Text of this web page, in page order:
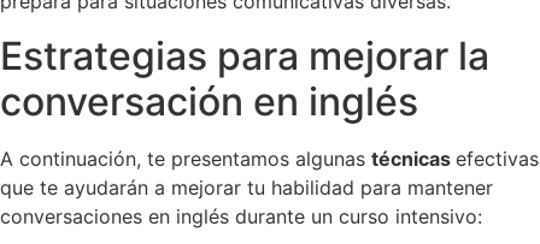
Estrategias para mejorar la
conversación en inglés
A continuación, te presentamos algunas técnicas efectivas
que te ayudarán a mejorar tu habilidad para mantener
conversaciones en inglés durante un curso intensivo: